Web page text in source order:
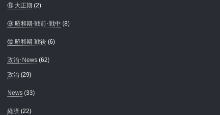
⑧ 大正期 (2)
⑨ 昭和期-戦前･戦中 (8)
⑩ 昭和期-戦後 (6)
政治･News (62)
政治 (29)
News (33)
経済 (22)